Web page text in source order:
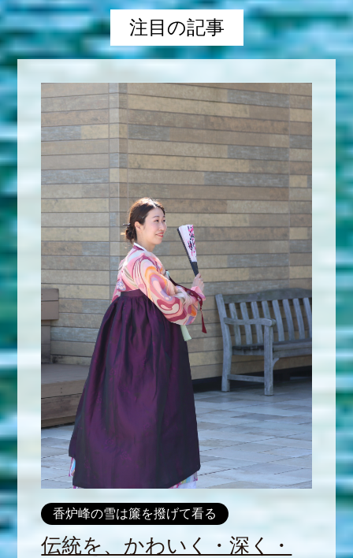
注目の記事
香炉峰の雪は簾を撥げて看る
伝統を、かわいく・深く・